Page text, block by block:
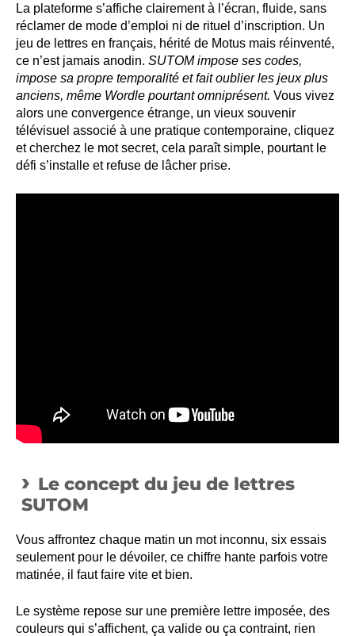
La plateforme s’affiche clairement à l’écran, fluide, sans
réclamer de mode d’emploi ni de rituel d’inscription. Un
jeu de lettres en français, hérité de Motus mais réinventé,
ce n’est jamais anodin. SUTOM impose ses codes,
impose sa propre temporalité et fait oublier les jeux plus
anciens, même Wordle pourtant omniprésent. Vous vivez
alors une convergence étrange, un vieux souvenir
télévisuel associé à une pratique contemporaine, cliquez
et cherchez le mot secret, cela paraît simple, pourtant le
défi s’installe et refuse de lâcher prise.
Le concept du jeu de lettres
SUTOM
Vous affrontez chaque matin un mot inconnu, six essais
seulement pour le dévoiler, ce chiffre hante parfois votre
matinée, il faut faire vite et bien.
Le système repose sur une première lettre imposée, des
couleurs qui s’affichent, ça valide ou ça contraint, rien